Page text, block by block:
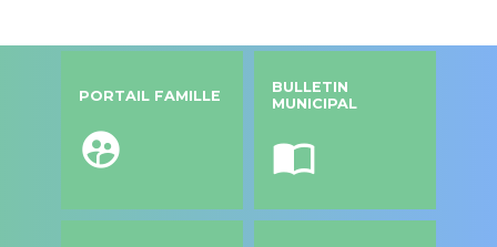
PORTAIL FAMILLE
supervised_user_circle
BULLETIN
MUNICIPAL
import_contacts